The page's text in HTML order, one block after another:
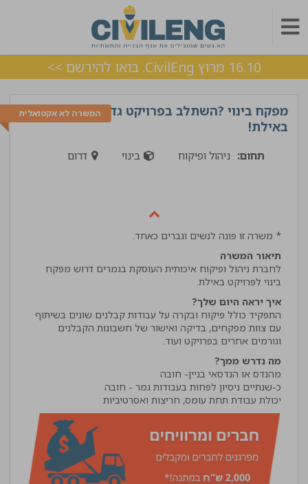
16.10 מרוץ CivilEng. בואו להירשם >>
המשרה לא אקטואליתמפקח בינוי ?השתלב בפרויקט גדול
באילת!
תחום: ניהול ופיקוח בינוי דרום
* משרה זו פונה לנשים וגברים כאחד.
תיאור המשרה
לחברת ניהול ופיקוח איכותית העוסקת בגמרים דרוש מפקח
בינוי לפרויקט באילת.
איך יראה היום שלך?
התפקיד כולל פיקוח ובקרה על עבודות קבלנים שונים בשיתוף
עם צוות מפקחים, בדיקה ואישור של חשבונות הקבלנים
וגורמים אחרים בפרויקט ועוד.
מה נדרש ממך?
יכולת עבודת תחת עומס, חריצות ואסרטיביות